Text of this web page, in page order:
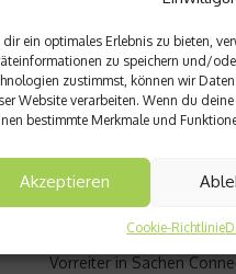
dir ein optimales Erlebnis zu bieten,
zu speichern und/
zustimmst, können wir
Website verarbeiten. Wenn du
bestimmte Merkmale und
Akzeptieren
Cookie-Richtlinie
News
Deutschland
Nachts erholen wir uns
Erkrankungen,
Vorreiter in Sachen